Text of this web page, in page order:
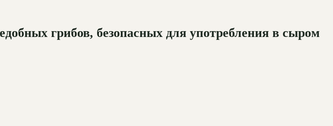
грибов, безопасных для употребления в сыром